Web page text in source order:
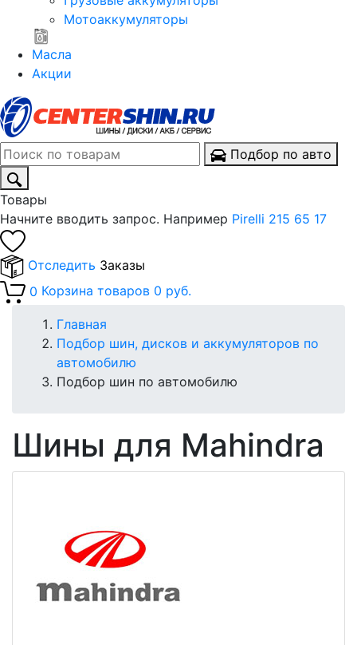
Мотоаккумуляторы
Масла
Акции
Подбор по авто
Товары
Начните вводить запрос. Например Pirelli 215 65 17
Отследить Заказы
0 Корзина товаров 0 руб.
Главная
Подбор шин, дисков и аккумуляторов по
автомобилю
Подбор шин по автомобилю
Шины для Mahindra